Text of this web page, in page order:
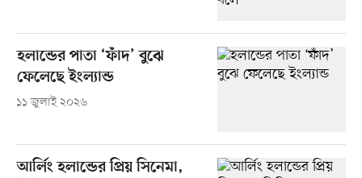
হলান্ডের পাতা ‘ফাঁদ’ বুঝে
ফেলেছে ইংল্যান্ড
১১ জুলাই ২০২৬
আর্লিং হলান্ডের প্রিয় সিনেমা,